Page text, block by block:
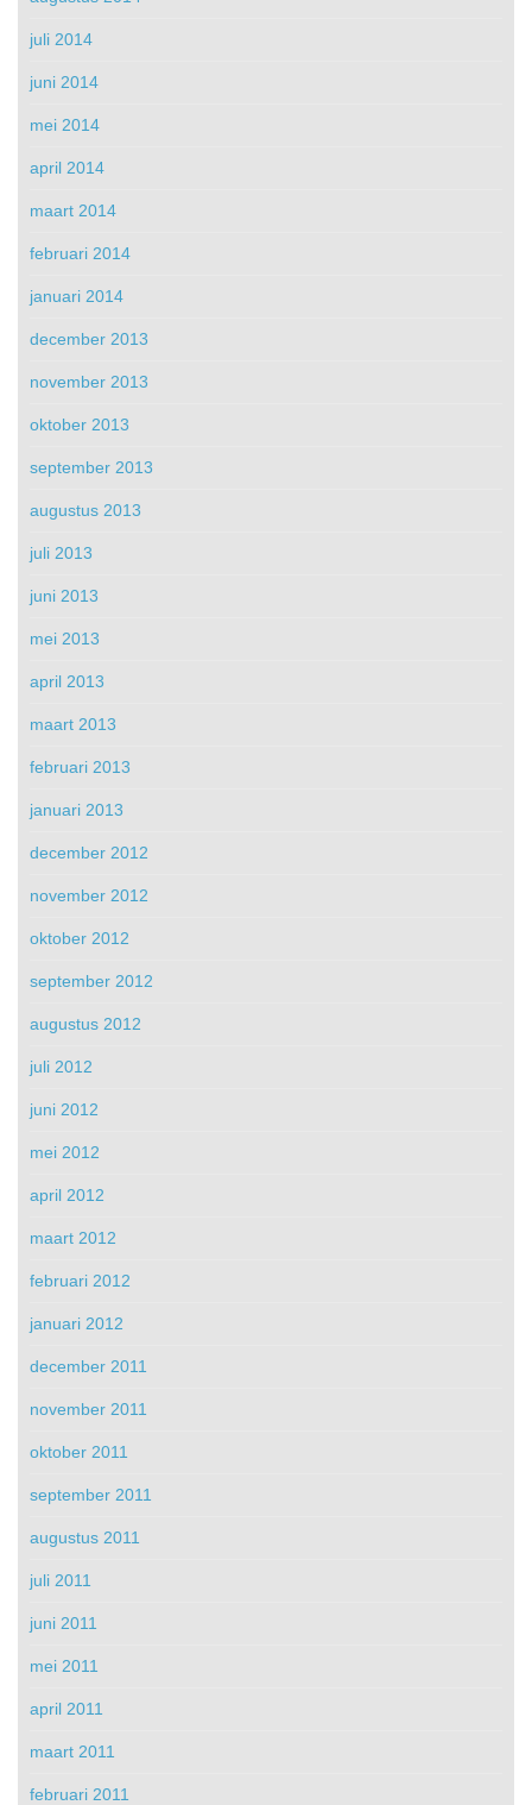
juli 2014
juni 2014
mei 2014
april 2014
maart 2014
februari 2014
januari 2014
december 2013
november 2013
oktober 2013
september 2013
augustus 2013
juli 2013
juni 2013
mei 2013
april 2013
maart 2013
februari 2013
januari 2013
december 2012
november 2012
oktober 2012
september 2012
augustus 2012
juli 2012
juni 2012
mei 2012
april 2012
maart 2012
februari 2012
januari 2012
december 2011
november 2011
oktober 2011
september 2011
augustus 2011
juli 2011
juni 2011
mei 2011
april 2011
maart 2011
februari 2011